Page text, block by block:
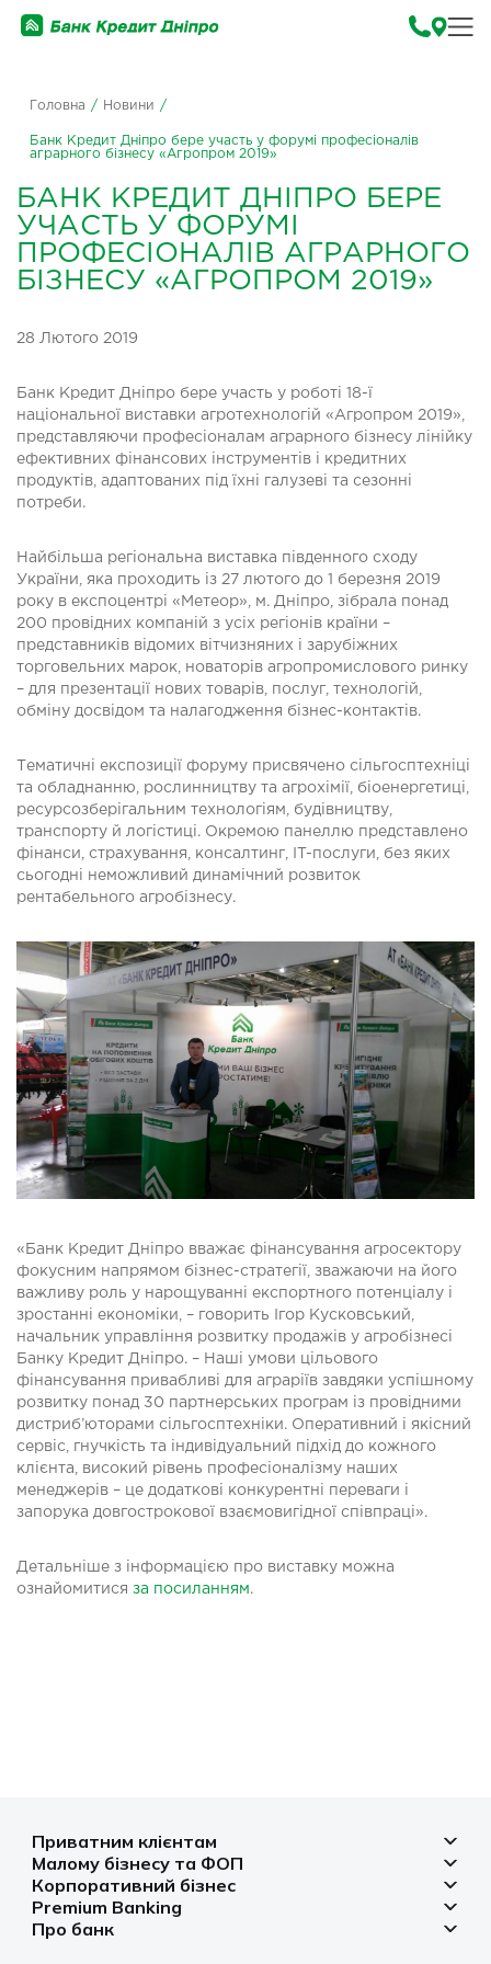
Головна / Новини /
Банк Кредит Дніпро бере участь у форумі професіоналів
аграрного бізнесу «Агропром 2019»
БАНК КРЕДИТ ДНІПРО БЕРЕ
УЧАСТЬ У ФОРУМІ
ПРОФЕСІОНАЛІВ АГРАРНОГО
БІЗНЕСУ «АГРОПРОМ 2019»
28 Лютого 2019
Банк Кредит Дніпро бере участь у роботі 18-ї
національної виставки агротехнологій «Агропром 2019»,
представляючи професіоналам аграрного бізнесу лінійку
ефективних фінансових інструментів і кредитних
продуктів, адаптованих під їхні галузеві та сезонні
потреби.
Найбільша регіональна виставка південного сходу
України, яка проходить із 27 лютого до 1 березня 2019
року в експоцентрі «Метеор», м. Дніпро, зібрала понад
200 провідних компаній з усіх регіонів країни –
представників відомих вітчизняних і зарубіжних
торговельних марок, новаторів агропромислового ринку
– для презентації нових товарів, послуг, технологій,
обміну досвідом та налагодження бізнес-контактів.
Тематичні експозиції форуму присвячено сільгосптехніці
та обладнанню, рослинництву та агрохімії, біоенергетиці,
ресурсозберігальним технологіям, будівництву,
транспорту й логістиці. Окремою панеллю представлено
фінанси, страхування, консалтинг, IT-послуги, без яких
сьогодні неможливий динамічний розвиток
рентабельного агробізнесу.
«Банк Кредит Дніпро вважає фінансування агросектору
фокусним напрямом бізнес-стратегії, зважаючи на його
важливу роль у нарощуванні експортного потенціалу і
зростанні економіки, – говорить Ігор Кусковський,
начальник управління розвитку продажів у агробізнесі
Банку Кредит Дніпро. – Наші умови цільового
фінансування привабливі для аграріїв завдяки успішному
розвитку понад 30 партнерських програм із провідними
дистриб’юторами сільгосптехніки. Оперативний і якісний
сервіс, гнучкість та індивідуальний підхід до кожного
клієнта, високий рівень професіоналізму наших
менеджерів – це додаткові конкурентні переваги і
запорука довгострокової взаємовигідної співпраці».
Детальніше з інформацією про виставку можна
ознайомитися за посиланням.
Приватним клієнтам
Депозити
Кредити
Платіжні картки
Малому бізнесу та ФОП
Рахунок для бізнесу
Фінансування
Корпоративний бізнес
Рахунки і платежі
Депозити
Premium Banking
Депозити
Про банк